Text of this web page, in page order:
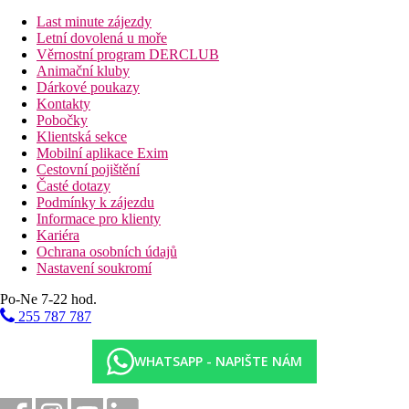
výhled moře
Dvoulůžkový pokoj, Superior, Výhled zahrada:
prostornější, výhled zahrada
Dvoulůžkový pokoj, Superior, Boční výhled moře:
prostornější, částečný výhled moře
Rodinný pokoj, Výhled zahrada:
zahrada
Rodinný pokoj, Boční výhled moře:
částečný výhled moře
Junior Suita, Výhled moře:
přípravu čaje a kávy, výhled moře
Suita, Výhled moře:
čaje a kávy, výhled moře
Suita, Panoramic View:
čaje a kávy
Suita, Soukromý bazén:
Informace o hotelu
restaurace
snack bar
Wi-Fi (na recepci av areálu hotelu zdarma)
bazén (lehátka a slunečníky zdarma)
Last minute zájezdy
Letní dovolená u moře
Věrnostní program DERCLUB
Animační kluby
Dárkové poukazy
Kontakty
Pobočky
Klientská sekce
Mobilní aplikace Exim
Cestovní pojištění
Časté dotazy
Podmínky k zájezdu
Informace pro klienty
Kariéra
Ochrana osobních údajů
Nastavení soukromí
Po-Ne 7-22 hod.
255 787 787
WHATSAPP - NAPIŠTE NÁM